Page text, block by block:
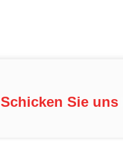
Schicken Sie